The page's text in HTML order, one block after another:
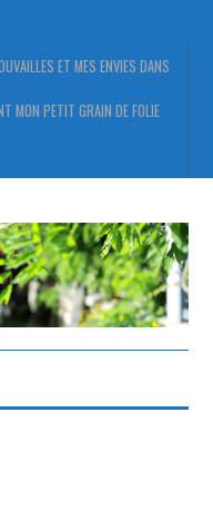
ET MES ENVIES DANS
MON PETIT GRAIN DE FOLIE